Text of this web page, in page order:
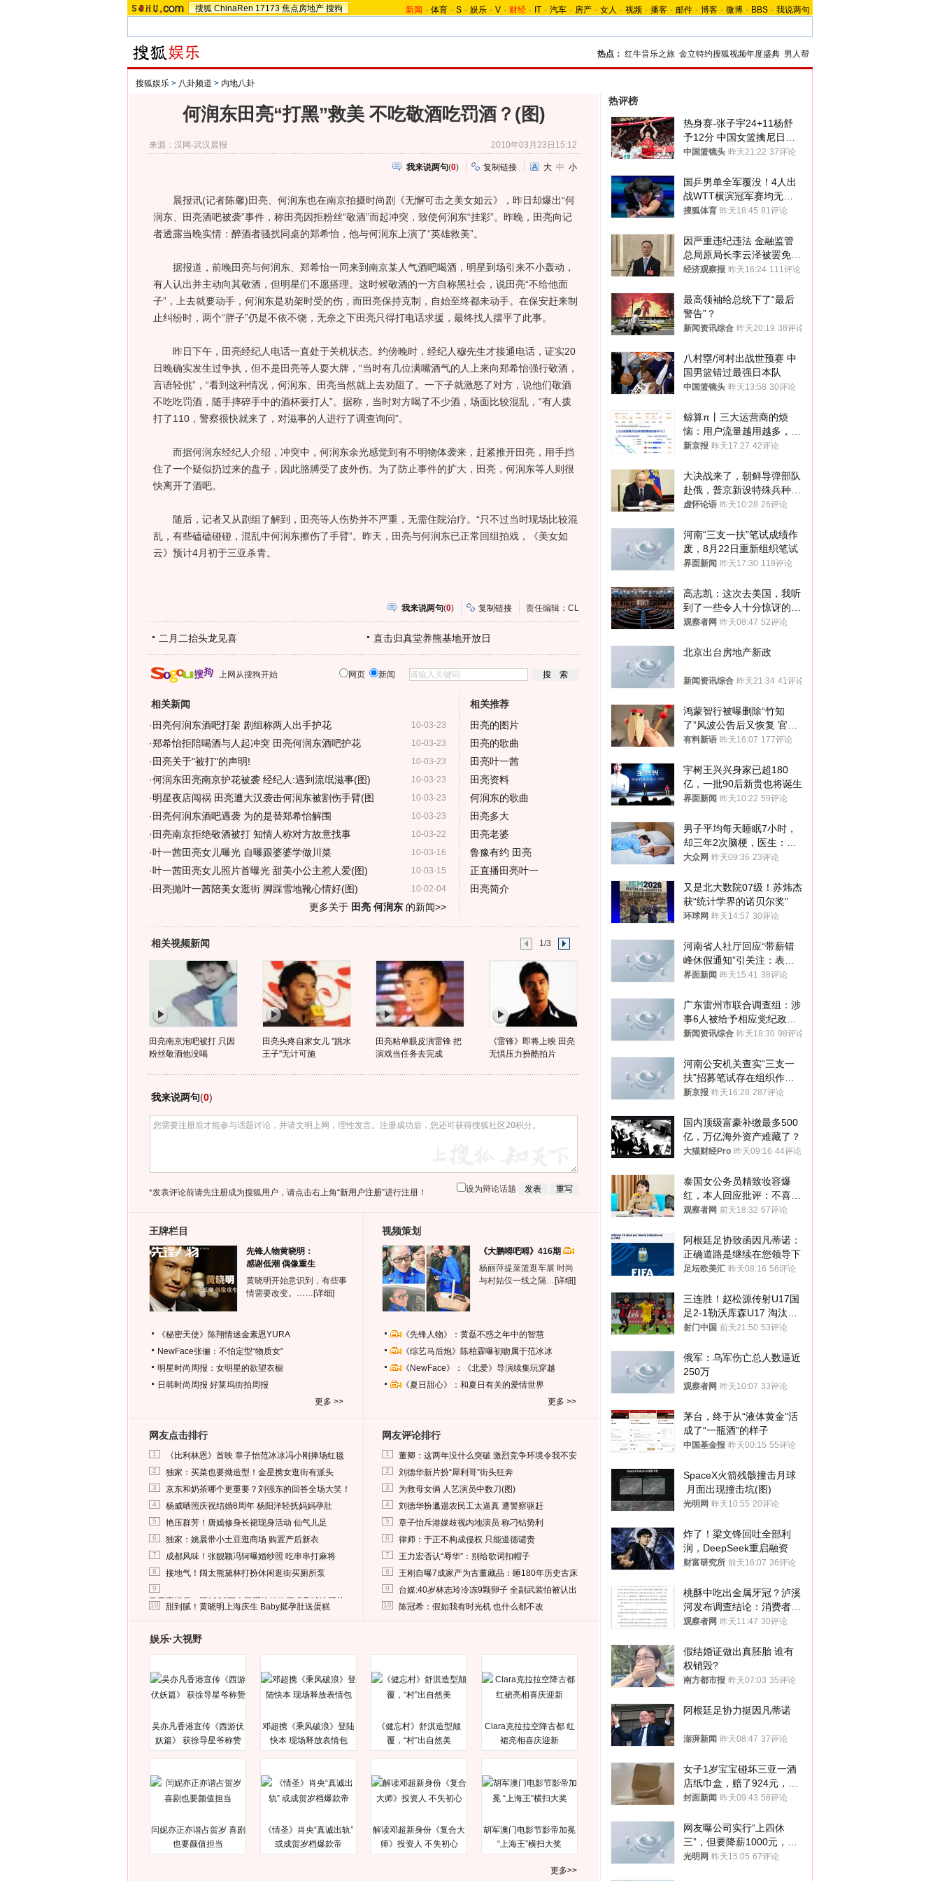
搜狐 ChinaRen 17173 焦点房地产 搜狗 新闻 - 体育 - S - 娱乐 - V - 财经 - IT - 汽车 - 房产 - 女人 - 视频 - 播客 - 邮件 - 博客 - 微博 - BBS - 我说两句
热点： 红牛音乐之旅 金立特约搜狐视频年度盛典 男人帮
搜狐娱乐 > 八卦频道 > 内地八卦
何润东田亮“打黑”救美 不吃敬酒吃罚酒？(图)
来源： 汉网-武汉晨报 2010年03月23日15:12
我来说两句(0) 复制链接 大 中 小
晨报讯(记者陈馨)田亮、何润东也在南京拍摄时尚剧《无懈可击之美女如云》，昨日却爆出“何
润东、田亮酒吧被袭”事件，称田亮因拒粉丝“敬酒”而起冲突，致使何润东“挂彩”。昨晚，田亮向记
者透露当晚实情：醉酒者骚扰同桌的郑希怡，他与何润东上演了“英雄救美”。
据报道，前晚田亮与何润东、郑希怡一同来到南京某人气酒吧喝酒，明星到场引来不小轰动，
有人认出并主动向其敬酒，但明星们不愿搭理。这时候敬酒的一方自称黑社会，说田亮“不给他面
子”，上去就要动手，何润东是劝架时受的伤，而田亮保持克制，自始至终都未动手。在保安赶来制
止纠纷时，两个“胖子”仍是不依不饶，无奈之下田亮只得打电话求援，最终找人摆平了此事。
昨日下午，田亮经纪人电话一直处于关机状态。约傍晚时，经纪人穆先生才接通电话，证实20
日晚确实发生过争执，但不是田亮等人耍大牌，“当时有几位满嘴酒气的人上来向郑希怡强行敬酒，
言语轻佻”，“看到这种情况，何润东、田亮当然就上去劝阻了。一下子就激怒了对方，说他们敬酒
不吃吃罚酒，随手摔碎手中的酒杯要打人”。据称，当时对方喝了不少酒，场面比较混乱，“有人拨
打了110，警察很快就来了，对滋事的人进行了调查询问”。
而据何润东经纪人介绍，冲突中，何润东余光感觉到有不明物体袭来，赶紧推开田亮，用手挡
住了一个疑似扔过来的盘子，因此胳膊受了皮外伤。为了防止事件的扩大，田亮，何润东等人则很
快离开了酒吧。
随后，记者又从剧组了解到，田亮等人伤势并不严重，无需住院治疗。“只不过当时现场比较混
乱，有些磕磕碰碰，混乱中何润东擦伤了手臂”。昨天，田亮与何润东已正常回组拍戏，《美女如
云》预计4月初于三亚杀青。
我来说两句(0) 复制链接 责任编辑：CL
二月二抬头龙见喜 直击归真堂养熊基地开放日
上网从搜狗开始 网页 新闻
相关新闻
10-03-23
· 田亮何润东酒吧打架 剧组称两人出手护花
10-03-23
·郑希怡拒陪喝酒与人起冲突 田亮何润东酒吧护花
10-03-23
· 田亮关于"被打"的声明!
10-03-23
·何润东田亮南京护花被袭 经纪人:遇到流氓滋事(图)
10-03-23
·明星夜店闯祸 田亮遭大汉袭击何润东被割伤手臂(图
10-03-23
· 田亮何润东酒吧遇袭 为的是替郑希怡解围
10-03-22
· 田亮南京拒绝敬酒被打 知情人称对方故意找事
10-03-16
·叶一茜田亮女儿曝光 自曝跟婆婆学做川菜
10-03-15
·叶一茜田亮女儿照片首曝光 甜美小公主惹人爱(图)
10-02-04
· 田亮抛叶一茜陪美女逛街 脚踩雪地靴心情好(图)
更多关于 田亮 何润东的新闻>>
相关推荐
田亮的图片
田亮的歌曲
田亮叶一茜
田亮资料
何润东的歌曲
田亮多大
田亮老婆
鲁豫有约 田亮
正直播田亮叶一
田亮简介
相关视频新闻 1/3
田亮南京泡吧被打 只因
粉丝敬酒他没喝
田亮头疼自家女儿 "跳水
王子"无计可施
田亮粘单眼皮演雷锋 把
演戏当任务去完成
《雷锋》即将上映 田亮
无惧压力扮酷拍片
我来说两句(0)
*发表评论前请先注册成为搜狐用户，请点击右上角“新用户注册”进行注册！ 设为辩论话题
王牌栏目
先锋人物黄晓明：
感谢低潮 偶像重生
黄晓明开始意识到，有些事
情需要改变。…… [详细]
《秘密天使》陈翔情迷金素恩YURA
NewFace张俪：不怕定型“物质女”
明星时尚周报：女明星的欲望衣橱
日韩时尚周报 好莱坞街拍周报
更多 >>
视频策划
《大鹏嘚吧嘚》416期
杨丽萍提菜篮逛车展 时尚
与村姑仅一线之隔… [详细]
《先锋人物》：黄磊不惑之年中的智慧
《综艺马后炮》陈柏霖曝初吻属于范冰冰
《NewFace》：《北爱》导演续集玩穿越
《夏日甜心》：和夏日有关的爱情世界
更多 >>
网友点击排行
1 《比利林恩》首映 章子怡范冰冰冯小刚捧场红毯
2 独家：买菜也要拗造型！金星携女逛街有派头
3 京东和奶茶哪个更重要？刘强东的回答全场大笑！
4 杨威晒照庆祝结婚8周年 杨阳洋轻抚妈妈孕肚
5 艳压群芳！唐嫣修身长裙现身活动 仙气儿足
6 独家：姚晨带小土豆逛商场 购置产后新衣
7 成都风味！张靓颖冯轲曝婚纱照 吃串串打麻将
8 接地气！阔太熊黛林打扮休闲逛街买厕所泵
9
马蓉离婚后，砸1000万人民币给媒体要求删掉这照片
10 甜到腻！黄晓明上海庆生 Baby挺孕肚送蛋糕
网友评论排行
1 董卿：这两年没什么突破 激烈竞争环境令我不安
2 刘德华新片扮“犀利哥”街头狂奔
3 为救母女俩 人艺演员中数刀(图)
4 刘德华扮邋遢农民工太逼真 遭警察驱赶
5 章子怡斥港媒歧视内地演员 称刁钻势利
6 律师：于正不构成侵权 只能道德谴责
7 王力宏否认“辱华”：别给歌词扣帽子
8 王刚自曝7成家产为古董藏品：睡180年历史古床
9 台媒:40岁林志玲冷冻9颗卵子 全副武装怕被认出
10 陈冠希：假如我有时光机 也什么都不改
娱乐·大视野
吴亦凡香港宣传《西游伏
妖篇》 获徐导星爷称赞
邓超携《乘风破浪》登陆
快本 现场释放表情包
《健忘村》舒淇造型颠
覆，“村”出自然美
Clara克拉拉空降古都 红
裙亮相喜庆迎新
闫妮亦正亦谐占贺岁 喜剧
也要颜值担当
《情圣》肖央“真诚出轨”
或成贺岁档爆款帝
解读邓超新身份《复合大
师》投资人 不失初心
胡军澳门电影节影帝加冕
“上海王”横扫大奖
更多>>
热评榜
热身赛-张子宇24+11杨舒
予12分 中国女篮擒尼日利
亚
中国篮镜头 昨天21:22 37评论
国乒男单全军覆没！4人出
战WTT横滨冠军赛均无缘
八强
搜狐体育 昨天18:45 81评论
因严重违纪违法 金融监管
总局原局长李云泽被罢免全
国人大代表
经济观察报 昨天16:24 111评论
最高领袖给总统下了“最后
警告”？
新闻资讯综合 昨天20:19 38评论
八村塁/河村出战世预赛 中
国男篮错过最强日本队
中国篮镜头 昨天13:58 30评论
鲸算π丨三大运营商的烦
恼：用户流量越用越多，收
入却越来越少
新京报 昨天17:27 42评论
大决战来了，朝鲜导弹部队
赴俄，普京新设特殊兵种，
76岁老将扛旗
虚怀论语 昨天10:28 26评论
河南“三支一扶”笔试成绩作
废，8月22日重新组织笔试
界面新闻 昨天17:30 119评论
高志凯：这次去美国，我听
到了一些令人十分惊讶的消
息
观察者网 昨天08:47 52评论
北京出台房地产新政
新闻资讯综合 昨天21:34 41评论
鸿蒙智行被曝删除“竹知
了”风波公告后又恢复 官媒
曾力挺：劝华为要大度的，
有料新语 昨天16:07 177评论
宇树王兴兴身家已超180
亿，一批90后新贵也将诞生
界面新闻 昨天10:22 59评论
男子平均每天睡眠7小时，
却三年2次脑梗，医生：这
样睡觉更伤身
大众网 昨天09:36 23评论
又是北大数院07级！苏炜杰
获“统计学界的诺贝尔奖”
环球网 昨天14:57 30评论
河南省人社厅回应“带薪错
峰休假通知”引关注：表述
不够准确，待修改后印发
界面新闻 昨天15:41 38评论
广东雷州市联合调查组：涉
事6人被给予相应党纪政务
处分和组织处理
新闻资讯综合 昨天18:30 98评论
河南公安机关查实“三支一
扶”招募笔试存在组织作弊
犯罪行为
新京报 昨天16:28 287评论
国内顶级富豪补缴最多500
亿，万亿海外资产难藏了？
大猫财经Pro 昨天09:16 44评论
泰国女公务员精致妆容爆
红，本人回应批评：不喜欢
就别看
观察者网 前天18:32 67评论
阿根廷足协致函因凡蒂诺：
正确道路是继续在您领导下
足坛欧美汇 昨天08:16 56评论
三连胜！赵松源传射U17国
足2-1勒沃库森U17 淘汰赛
将战河床
射门中国 前天21:50 53评论
俄军：乌军伤亡总人数逼近
250万
观察者网 昨天10:07 33评论
茅台，终于从“液体黄金”活
成了“一瓶酒”的样子
中国基金报 昨天00:15 55评论
SpaceX火箭残骸撞击月球
月面出现撞击坑(图)
光明网 昨天10:55 20评论
炸了！梁文锋回吐全部利
润，DeepSeek重启融资
财富研究所 前天16:07 36评论
桃酥中吃出金属牙冠？泸溪
河发布调查结论：消费者已
澄清，所发视频情况不属实
观察者网 昨天11:47 30评论
假结婚证做出真胚胎 谁有
权销毁?
南方都市报 昨天07:03 35评论
阿根廷足协力挺因凡蒂诺
澎湃新闻 昨天08:47 37评论
女子1岁宝宝碰坏三亚一酒
店纸巾盒，赔了924元，发
帖吐槽后酒店退还一半的
封面新闻 昨天09:43 58评论
网友曝公司实行“上四休
三”，但要降薪1000元，不
接受只能辞职
光明网 昨天15:05 67评论